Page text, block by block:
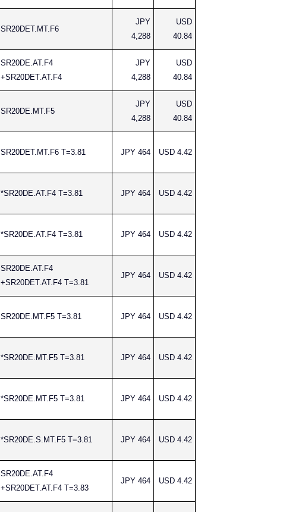
SR20DET.MT.F6
JPY
4,288
USD
40.84
SR20DE.AT.F4
+SR20DET.AT.F4
JPY
4,288
USD
40.84
SR20DE.MT.F5
JPY
4,288
USD
40.84
SR20DET.MT.F6 T=3.81 JPY 464 USD 4.42
*SR20DE.AT.F4 T=3.81 JPY 464 USD 4.42
*SR20DE.AT.F4 T=3.81 JPY 464 USD 4.42
SR20DE.AT.F4
+SR20DET.AT.F4 T=3.81
JPY 464 USD 4.42
SR20DE.MT.F5 T=3.81 JPY 464 USD 4.42
*SR20DE.MT.F5 T=3.81 JPY 464 USD 4.42
*SR20DE.MT.F5 T=3.81 JPY 464 USD 4.42
*SR20DE.S.MT.F5 T=3.81 JPY 464 USD 4.42
SR20DE.AT.F4
+SR20DET.AT.F4 T=3.83
JPY 464 USD 4.42